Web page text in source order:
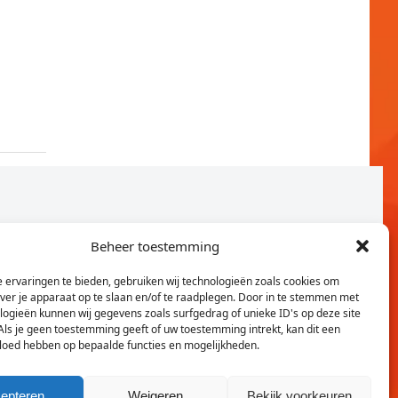
Beheer toestemming
ervaringen te bieden, gebruiken wij technologieën zoals cookies om
je apparaat op te slaan en/of te raadplegen. Door in te stemmen met
kunnen wij gegevens zoals surfgedrag of unieke ID's op deze site
je geen toestemming geeft of uw toestemming intrekt, kan dit een
hebben op bepaalde functies en mogelijkheden.